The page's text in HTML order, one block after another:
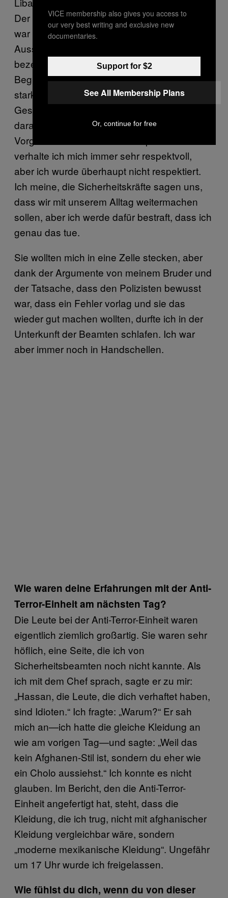
Der Beamte, der mich festgenommen hat,
war Schiit und hat mich aufgrund meines
Aussehens als abtrünnigen Salafisten
bezeichnet. Das war für mich ein neuer
Begriff. Mir ist bewusst, dass die Spannungen
stark sind—und wenn man sich unsere
Geschichte als Libanesen ansieht, sind wir
daran gewöhnt—aber es gibt gewisse
Vorgehensweisen. An Kontrollpunkten
verhalte ich mich immer sehr respektvoll,
aber ich wurde überhaupt nicht respektiert.
Ich meine, die Sicherheitskräfte sagen uns,
dass wir mit unserem Alltag weitermachen
sollen, aber ich werde dafür bestraft, dass ich
genau das tue.
Sie wollten mich in eine Zelle stecken, aber
dank der Argumente von meinem Bruder und
der Tatsache, dass den Polizisten bewusst
war, dass ein Fehler vorlag und sie das
wieder gut machen wollten, durfte ich in der
Unterkunft der Beamten schlafen. Ich war
aber immer noch in Handschellen.
Wie waren deine Erfahrungen mit der Anti-
Terror-Einheit am nächsten Tag?
Die Leute bei der Anti-Terror-Einheit waren
eigentlich ziemlich großartig. Sie waren sehr
höflich, eine Seite, die ich von
Sicherheitsbeamten noch nicht kannte. Als
ich mit dem Chef sprach, sagte er zu mir:
„Hassan, die Leute, die dich verhaftet haben,
sind Idioten.“ Ich fragte: „Warum?“ Er sah
mich an—ich hatte die gleiche Kleidung an
wie am vorigen Tag—und sagte: „Weil das
kein Afghanen-Stil ist, sondern du eher wie
ein Cholo aussiehst.“ Ich konnte es nicht
glauben. Im Bericht, den die Anti-Terror-
Einheit angefertigt hat, steht, dass die
Kleidung, die ich trug, nicht mit afghanischer
Kleidung vergleichbar wäre, sondern
„moderne mexikanische Kleidung“. Ungefähr
um 17 Uhr wurde ich freigelassen.
Wie fühlst du dich, wenn du von dieser
VICE membership also gives you access to
our very best writing and exclusive new
documentaries.
Support for $2
See All Membership Plans
Or, continue for free